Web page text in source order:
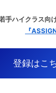
手ハイクラス向
『
登録はこ